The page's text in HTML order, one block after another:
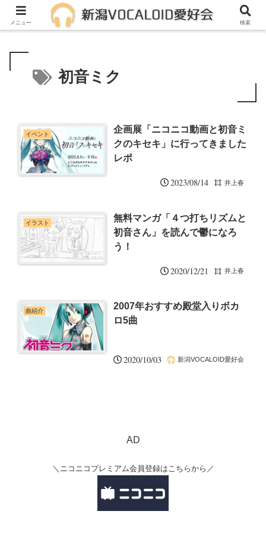
メンバー募集中！一緒に活動しませんか？
初音ミク
イベント
企画展「ニコニコ動画と初音ミ
クのキセキ」に行ってきました
レポ
2023/08/14 井上春
イラスト
無料マンガ「４つ打ちリズムと
初音さん」を読んで鬱になろ
う！
2020/12/21 井上春
曲紹介
2007年おすすめ殿堂入りボカ
ロ5曲
2020/10/03 新潟VOCALOID愛好会
AD
＼ニコニコプレミアム会員登録はこちらから／
メニュー 検索